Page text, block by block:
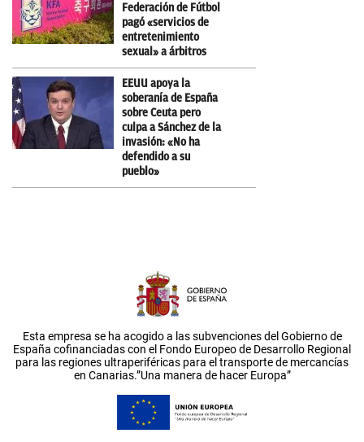
Federación de Fútbol
pagó «servicios de
entretenimiento
sexual» a árbitros
EEUU apoya la
soberanía de España
sobre Ceuta pero
culpa a Sánchez de la
invasión: «No ha
defendido a su
pueblo»
Esta empresa se ha acogido a las subvenciones del Gobierno de
España cofinanciadas con el Fondo Europeo de Desarrollo Regional
para las regiones ultraperiféricas para el transporte de mercancías
en Canarias.”Una manera de hacer Europa”